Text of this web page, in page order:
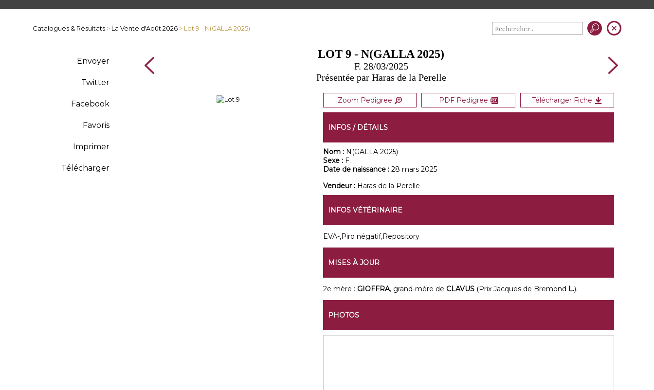
Catalogues & Résultats > La Vente d'Août 2026 > Lot 9 - N(GALLA 2025)
Envoyer
Twitter
Facebook
Favoris
Imprimer
Télécharger
LOT 9 - N(GALLA 2025)
F. 28/03/2025
Présentée par Haras de la Perelle
Zoom Pedigree PDF Pedigree Télécharger Fiche
INFOS / DÉTAILS
Nom : N(GALLA 2025)
Sexe : F.
Date de naissance : 28 mars 2025
Vendeur : Haras de la Perelle
INFOS VÉTÉRINAIRE
EVA-,Piro négatif,Repository
MISES À JOUR
2e mère : GIOFFRA, grand-mère de CLAVUS (Prix Jacques de Bremond L.).
PHOTOS